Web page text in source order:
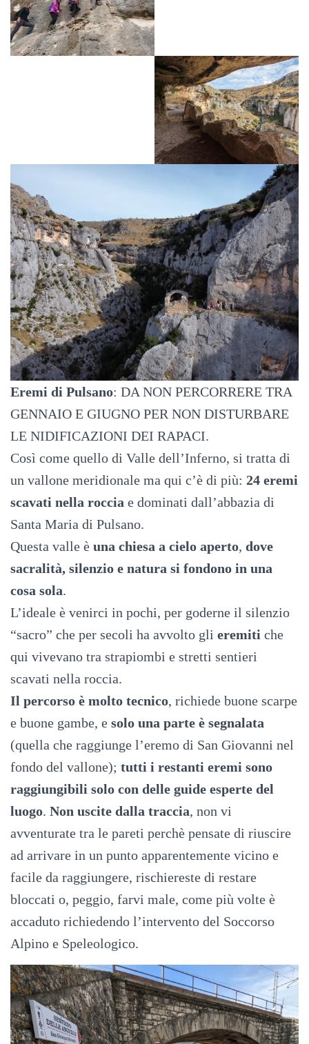
Eremi di Pulsano: DA NON PERCORRERE TRA
GENNAIO E GIUGNO PER NON DISTURBARE
LE NIDIFICAZIONI DEI RAPACI.
Così come quello di Valle dell’Inferno, si tratta di
un vallone meridionale ma qui c’è di più: 24 eremi
scavati nella roccia e dominati dall’abbazia di
Santa Maria di Pulsano.
Questa valle è una chiesa a cielo aperto, dove
sacralità, silenzio e natura si fondono in una
cosa sola.
L’ideale è venirci in pochi, per goderne il silenzio
“sacro” che per secoli ha avvolto gli eremiti che
qui vivevano tra strapiombi e stretti sentieri
scavati nella roccia.
Il percorso è molto tecnico, richiede buone scarpe
e buone gambe, e solo una parte è segnalata
(quella che raggiunge l’eremo di San Giovanni nel
fondo del vallone); tutti i restanti eremi sono
raggiungibili solo con delle guide esperte del
luogo. Non uscite dalla traccia, non vi
avventurate tra le pareti perchè pensate di riuscire
ad arrivare in un punto apparentemente vicino e
facile da raggiungere, rischiereste di restare
bloccati o, peggio, farvi male, come più volte è
accaduto richiedendo l’intervento del Soccorso
Alpino e Speleologico.